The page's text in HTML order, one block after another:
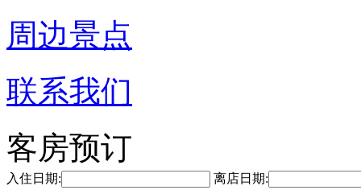
周边景点
联系我们
客房预订
入住日期: 离店日期: